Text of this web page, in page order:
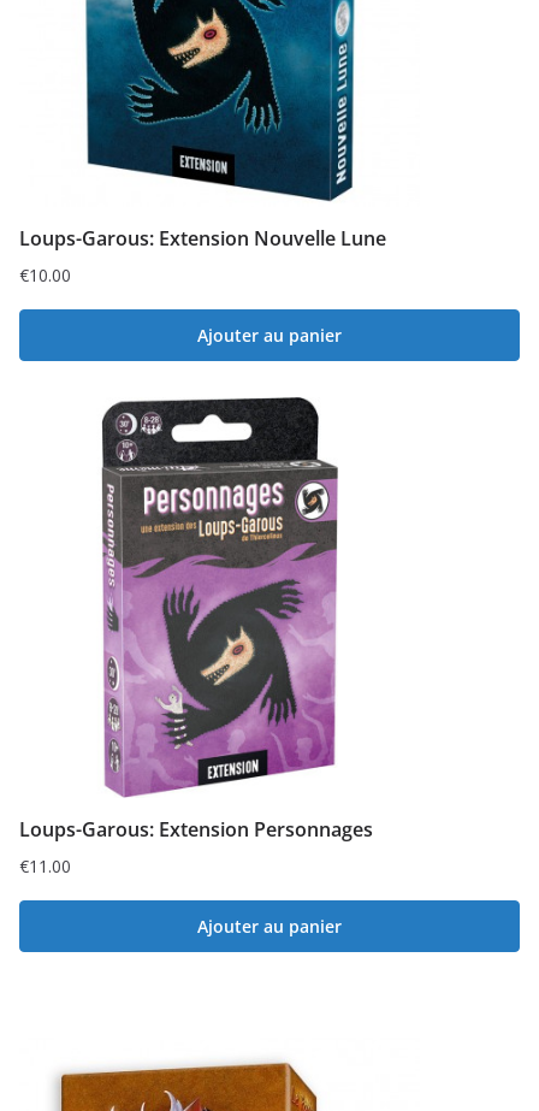
Loups-Garous: Extension Nouvelle Lune
€10.00
Ajouter au panier
Loups-Garous: Extension Personnages
€11.00
Ajouter au panier